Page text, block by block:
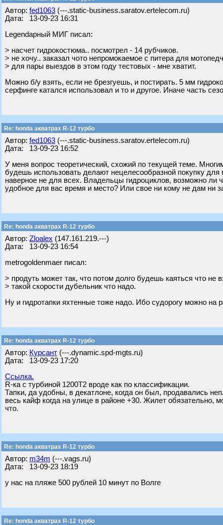
Автор: fed1063 (---.static-business.saratov.ertelecom.ru)
Дата: 13-09-23 16:31
Legendарный МИГ писал:
> насчет гидрокостюма.. посмотрел - 14 рубчиков.
> не хочу.. заказал чото непромокаемое с питера для
> для пары выездов в этом году тестовых - мне хватит.
Можно б/у взять, если не брезгуешь, и постирать. 5 мм
серфинге катался использовал и то и другое. Иначе часть
Re: honda акватрах R-12 турбо
Автор: fed1063 (---.static-business.saratov.ertelecom.ru)
Дата: 13-09-23 16:52
У меня вопрос теоретический, схожий по текущей теме.
будешь использовать делают нецелесообразной покупку
наверное не для всех. Владельцы гидроциклов, возможно ли
удобное для вас время и место? Или свое ни кому не дам ни
Re: honda акватрах R-12 турбо
Автор: Zloalex (147.161.219.---)
Дата: 13-09-23 16:54
metrogoldenmaer писал:
> продуть может так, что потом долго будешь каяться что не
> такой скорости дубельник что надо.
Ну и гидротапки яхтенные тоже надо. Ибо судорогу можно на
Re: honda акватрах R-12 турбо
Автор: Курсант (---.dynamic.spd-mgts.ru)
Дата: 13-09-23 17:20
Ссылка.
R-ка с турбиной 1200Т2 вроде как по классификации.
Тапки, да удобны, в декатлоне, когда он был, продавались
весь кайф когда на улице в районе +30. Жилет обязательно,
что.
Re: honda акватрах R-12 турбо
Автор: m34m (---.vags.ru)
Дата: 13-09-23 18:19
у нас на пляже 500 рублей 10 минут по Волге
Re: honda акватрах R-12 турбо